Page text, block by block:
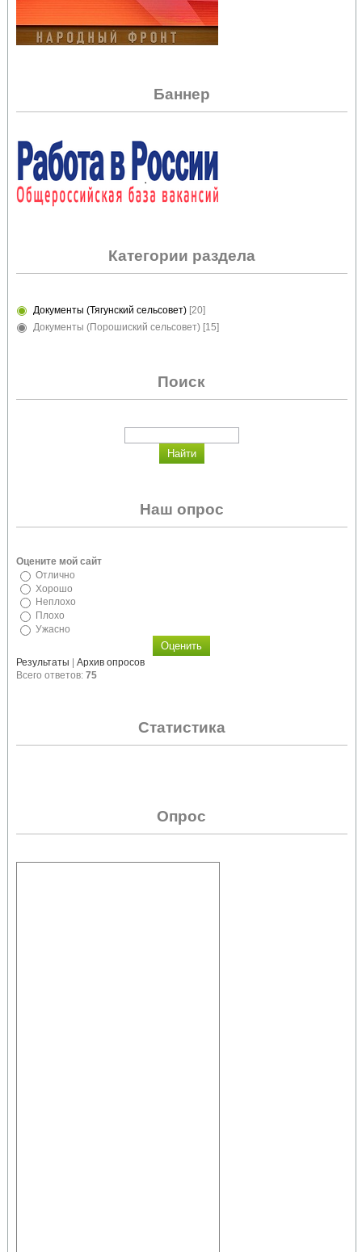
Баннер
Категории раздела
Документы (Тягунский сельсовет) [20]
Документы (Порошиский сельсовет) [15]
Поиск
Наш опрос
Оцените мой сайт
Отлично
Хорошо
Неплохо
Плохо
Ужасно
Результаты | Архив опросов
Всего ответов: 75
Статистика
Опрос